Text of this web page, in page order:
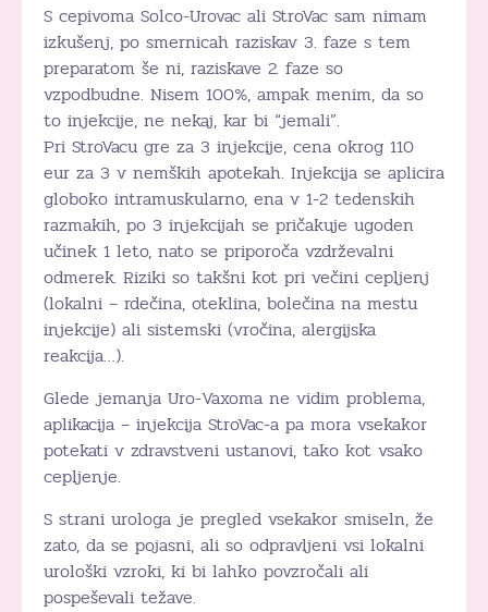
S cepivoma Solco-Urovac ali StroVac sam nimam
izkušenj, po smernicah raziskav 3. faze s tem
preparatom še ni, raziskave 2. faze so
vzpodbudne. Nisem 100%, ampak menim, da so
to injekcije, ne nekaj, kar bi “jemali”.
Pri StroVacu gre za 3 injekcije, cena okrog 110
eur za 3 v nemških apotekah. Injekcija se aplicira
globoko intramuskularno, ena v 1-2 tedenskih
razmakih, po 3 injekcijah se pričakuje ugoden
učinek 1 leto, nato se priporoča vzdrževalni
odmerek. Riziki so takšni kot pri večini cepljenj
(lokalni – rdečina, oteklina, bolečina na mestu
injekcije) ali sistemski (vročina, alergijska
reakcija…).
Glede jemanja Uro-Vaxoma ne vidim problema,
aplikacija – injekcija StroVac-a pa mora vsekakor
potekati v zdravstveni ustanovi, tako kot vsako
cepljenje.
S strani urologa je pregled vsekakor smiseln, že
zato, da se pojasni, ali so odpravljeni vsi lokalni
urološki vzroki, ki bi lahko povzročali ali
pospeševali težave.